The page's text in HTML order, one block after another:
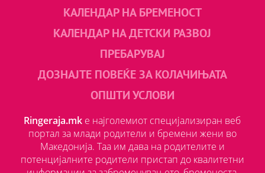
КАЛЕНДАР НА БРЕМЕНОСТ
КАЛЕНДАР НА ДЕТСКИ РАЗВОЈ
ПРЕБАРУВАЈ
ДОЗНАЈТЕ ПОВЕЌЕ ЗА КОЛАЧИЊАТА
ОПШТИ УСЛОВИ
Ringeraja.mk е најголемиот специјализиран веб
портал за млади родители и бремени жени во
Македонија. Таа им дава на родителите и
потенцијалните родители пристап до квалитетни